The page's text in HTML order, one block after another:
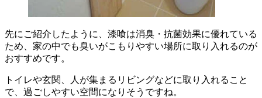
先にご紹介したように、漆喰は消臭・抗菌効果に優れている
ため、家の中でも臭いがこもりやすい場所に取り入れるのが
おすすめです。
トイレや玄関、人が集まるリビングなどに取り入れること
で、過ごしやすい空間になりそうですね。